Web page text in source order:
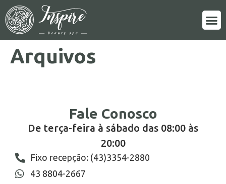
Arquivos
Fale Conosco
De terça-feira à sábado das 08:00 às
20:00
Fixo recepção: (43)3354-2880
43 8804-2667